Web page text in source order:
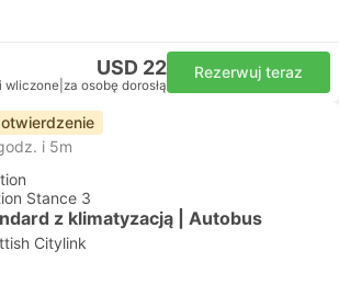
USD 22
wliczone za osobę dorosłą
Rezerwuj teraz
i 5m
Stance 3
z klimatyzacją | Autobus
Citylink